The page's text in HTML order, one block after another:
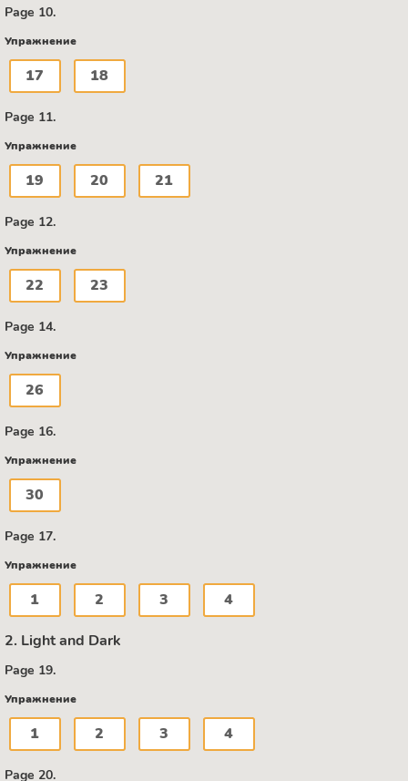
Page 10.
Упражнение
17 18
Page 11.
Упражнение
19 20 21
Page 12.
Упражнение
22 23
Page 14.
Упражнение
26
Page 16.
Упражнение
30
Page 17.
Упражнение
1 2 3 4
2. Light and Dark
Page 19.
Упражнение
1 2 3 4
Page 20.